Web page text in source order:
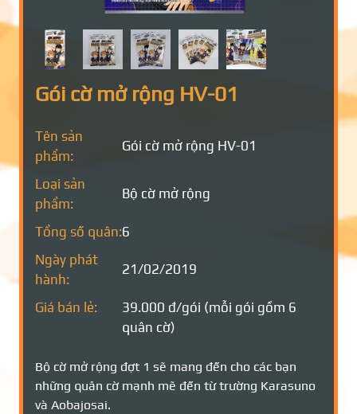
Gói cờ mở rộng HV-01
Tên sản
phẩm:
Gói cờ mở rộng HV-01
Loại sản
phẩm:
Bộ cờ mở rộng
Tổng số quân:6
Ngày phát
hành:
21/02/2019
Giá bán lẻ:
39.000 đ/gói (mỗi gói gồm 6
quân cờ)
Bộ cờ mở rộng đợt 1 sẽ mang đến cho các bạn
những quân cờ mạnh mẽ đến từ trường Karasuno
và Aobajosai.